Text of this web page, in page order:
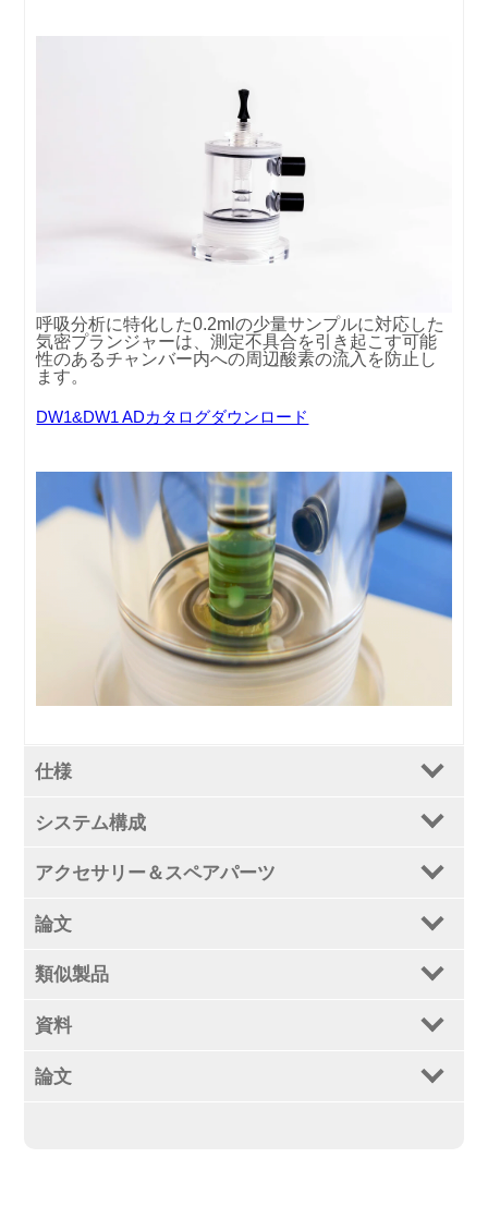
呼吸分析に特化した0.2mlの少量サンプルに対応した
気密プランジャーは、測定不具合を引き起こす可能
性のあるチャンバー内への周辺酸素の流入を防止し
ます。
DW1&DW1 ADカタログダウンロード
仕様
システム構成
アクセサリー＆スペアパーツ
論文
類似製品
資料
論文